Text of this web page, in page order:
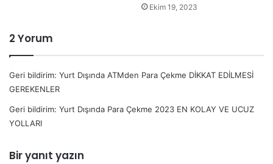
Ekim 19, 2023
2 Yorum
Geri bildirim: Yurt Dışında ATMden Para Çekme DİKKAT EDİLMESİ
GEREKENLER
Geri bildirim: Yurt Dışında Para Çekme 2023 EN KOLAY VE UCUZ
YOLLARI
Bir yanıt yazın